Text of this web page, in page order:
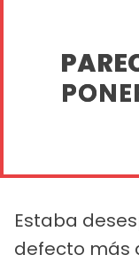
Estaba
defecto más